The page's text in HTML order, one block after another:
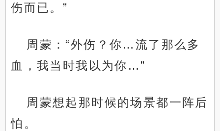
伤而已。”
周蒙：“外伤？你…流了那么多
血，我当时我以为你…”
周蒙想起那时候的场景都一阵后
怕。